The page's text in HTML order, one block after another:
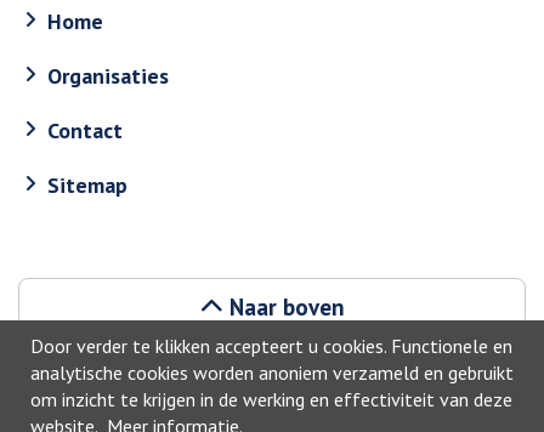
Door verder te klikken accepteert u cookies. Functionele en
analytische cookies worden anoniem verzameld en gebruikt
om inzicht te krijgen in de werking en effectiviteit van deze
website. Meer informatie.
Home
Organisaties
Contact
Sitemap
Naar boven